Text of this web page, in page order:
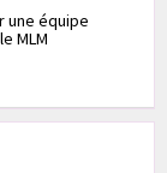
une équipe
MLM